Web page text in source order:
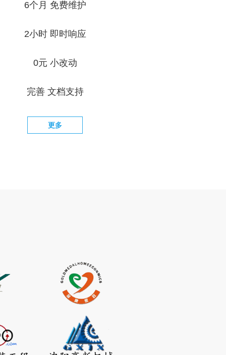
6个月 免费维护
2小时 即时响应
0元 小改动
完善 文档支持
更多